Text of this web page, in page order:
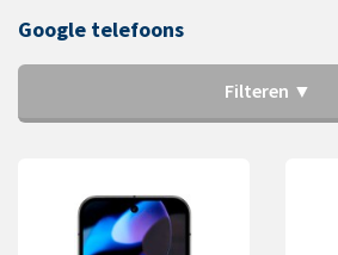
Google telefoons
Filteren ▼